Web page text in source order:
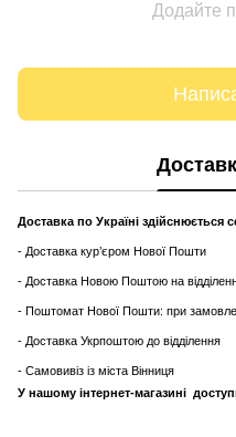
Додайте
Доставка по Україні здійснюється
- Доставка кур’єром Нової Пошти
- Доставка Новою Поштою на
- Поштомат Нової Пошти: при
- Доставка Укрпоштою до відділення
- Самовивіз із міста Вінниця
У нашому інтернет-магазині